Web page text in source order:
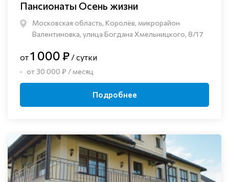
Пансионаты Осень жизни
Московская область, Королёв, микрорайон
Валентиновка, улица Богдана Хмельницкого, 8/17
от1 000 ₽ / сутки
от 30 000 ₽ / месяц
Подробнее